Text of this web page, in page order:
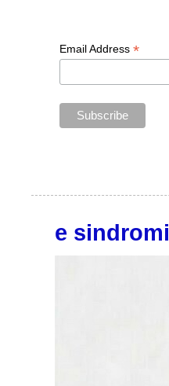
Email Address *
e sindromi